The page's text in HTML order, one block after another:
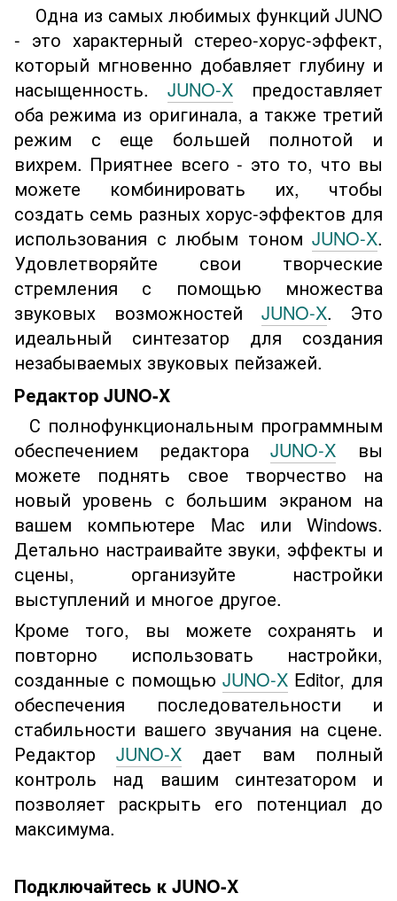
Одна из самых любимых функций JUNO
- это характерный стерео-хорус-эффект,
который мгновенно добавляет глубину и
насыщенность. JUNO-X предоставляет
оба режима из оригинала, а также третий
режим с еще большей полнотой и
вихрем. Приятнее всего - это то, что вы
можете комбинировать их, чтобы
создать семь разных хорус-эффектов для
использования с любым тоном JUNO-X.
Удовлетворяйте свои творческие
стремления с помощью множества
звуковых возможностей JUNO-X. Это
идеальный синтезатор для создания
незабываемых звуковых пейзажей.
Редактор JUNO-X
С полнофункциональным программным
обеспечением редактораJUNO-X вы
можете поднять свое творчество на
новый уровень с большим экраном на
вашем компьютере Mac или Windows.
Детально настраивайте звуки, эффекты и
сцены, организуйте настройки
выступлений и многое другое.
Кроме того, вы можете сохранять и
повторно использовать настройки,
созданные с помощью JUNO-X Editor, для
обеспечения последовательности и
стабильности вашего звучания на сцене.
Редактор JUNO-X дает вам полный
контроль над вашим синтезатором и
позволяет раскрыть его потенциал до
максимума.
Подключайтесь к JUNO-X